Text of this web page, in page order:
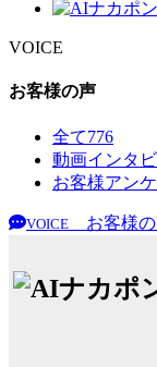
VOICE
お客様の声
全て776
動画インタ
お客様アン
VOICE
お客様